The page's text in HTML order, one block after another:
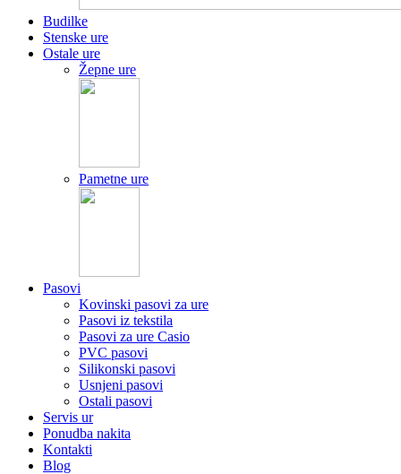
Budilke
Stenske ure
Ostale ure
Žepne ure
Pametne ure
Pasovi
Kovinski pasovi za ure
Pasovi iz tekstila
Pasovi za ure Casio
PVC pasovi
Silikonski pasovi
Usnjeni pasovi
Ostali pasovi
Servis ur
Ponudba nakita
Kontakti
Blog